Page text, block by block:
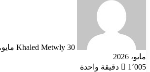
Khaled Metwly 30 مايو، 2026
مايو، 2026
1٬005
دقيقة واحدة